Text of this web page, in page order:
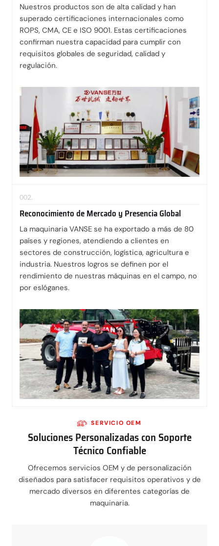
Nuestros productos son de alta calidad y han
superado certificaciones internacionales como
ROPS, CMA, CE e ISO 9001. Estas certificaciones
confirman nuestra capacidad para cumplir con
requisitos globales de seguridad, calidad y
regulación.
002.
Reconocimiento de Mercado y Presencia Global
La maquinaria VANSE se ha exportado a más de 80
países y regiones, atendiendo a clientes en
sectores de construcción, logística, agricultura e
industria. Nuestros logros se definen por el
rendimiento de nuestras máquinas en el campo, no
por eslóganes.
SERVICIO OEM
Soluciones Personalizadas con Soporte
Técnico Confiable
Ofrecemos servicios OEM y de personalización
diseñados para satisfacer requisitos operativos y de
mercado diversos en diferentes categorías de
maquinaria.